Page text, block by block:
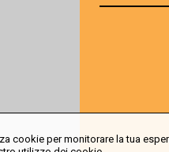
cookie per monitorare la tua